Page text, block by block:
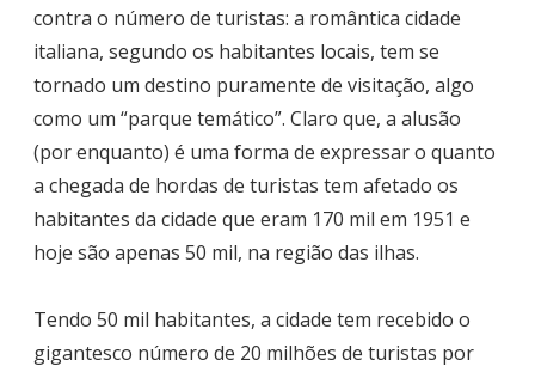
contra o número de turistas: a romântica cidade
italiana, segundo os habitantes locais, tem se
tornado um destino puramente de visitação, algo
como um “parque temático”. Claro que, a alusão
(por enquanto) é uma forma de expressar o quanto
a chegada de hordas de turistas tem afetado os
habitantes da cidade que eram 170 mil em 1951 e
hoje são apenas 50 mil, na região das ilhas.
Tendo 50 mil habitantes, a cidade tem recebido o
gigantesco número de 20 milhões de turistas por